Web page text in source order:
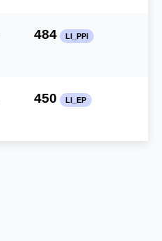
484 LI_PPI
450 LI_EP